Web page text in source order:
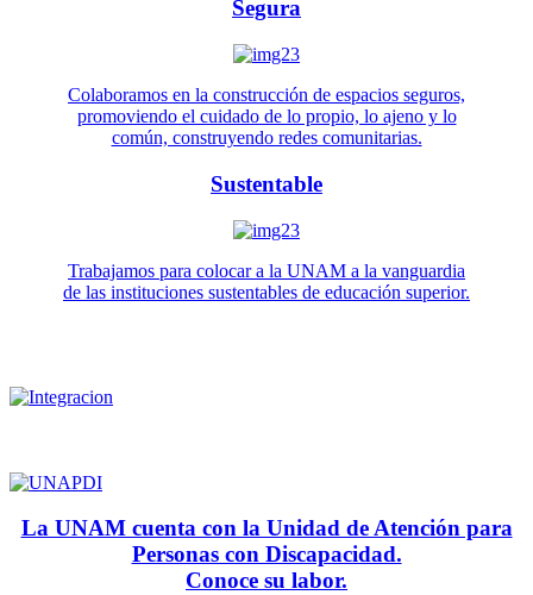
Segura
Colaboramos en la construcción de espacios seguros,
promoviendo el cuidado de lo propio, lo ajeno y lo
común, construyendo redes comunitarias.
Sustentable
Trabajamos para colocar a la UNAM a la vanguardia
de las instituciones sustentables de educación superior.
La UNAM cuenta con la Unidad de Atención para
Personas con Discapacidad.
Conoce su labor.